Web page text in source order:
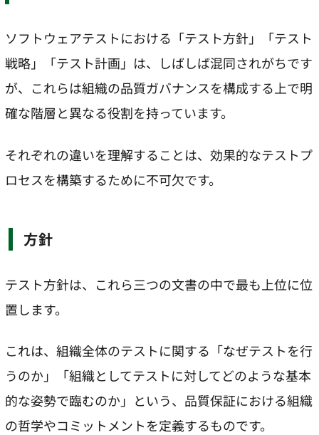
ソフトウェアテストにおける「テスト方針」「テスト
戦略」「テスト計画」は、しばしば混同されがちです
が、これらは組織の品質ガバナンスを構成する上で明
確な階層と異なる役割を持っています。
それぞれの違いを理解することは、効果的なテストプ
ロセスを構築するために不可欠です。
方針
テスト方針は、これら三つの文書の中で最も上位に位
置します。
これは、組織全体のテストに関する「なぜテストを行
うのか」「組織としてテストに対してどのような基本
的な姿勢で臨むのか」という、品質保証における組織
の哲学やコミットメントを定義するものです。